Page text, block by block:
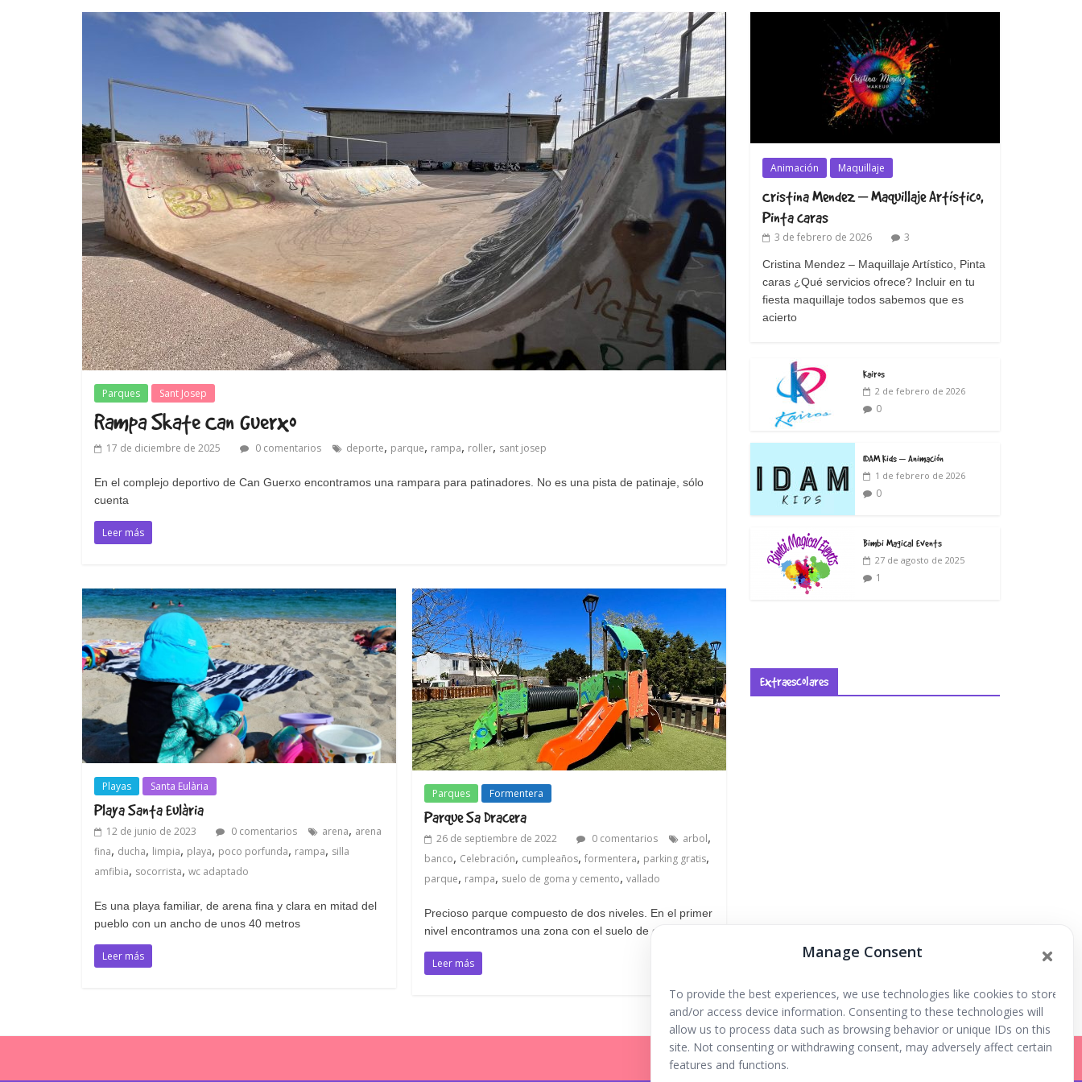
Manage Consent
To provide the best experiences, we use technologies like cookies to store
and/or access device information. Consenting to these technologies will
allow us to process data such as browsing behavior or unique IDs on this
site. Not consenting or withdrawing consent, may adversely affect certain
features and functions.
Parques Sant Josep
Rampa Skate Can Guerxo
17 de diciembre de 2025 0 comentarios deporte, parque, rampa, roller, sant josep
En el complejo deportivo de Can Guerxo encontramos una rampara para patinadores. No es una pista de patinaje, sólo
cuenta
Leer más
Playas Santa Eulària
Playa Santa Eulària
12 de junio de 2023 0 comentarios arena, arena
fina, ducha, limpia, playa, poco porfunda, rampa, silla
amfibia, socorrista, wc adaptado
Es una playa familiar, de arena fina y clara en mitad del
pueblo con un ancho de unos 40 metros
Leer más
Parques Formentera
Parque Sa Dracera
26 de septiembre de 2022 0 comentarios arbol,
banco, Celebración, cumpleaños,formentera, parking gratis,
parque, rampa, suelo de goma y cemento,vallado
Precioso parque compuesto de dos niveles. En el primer
nivel encontramos una zona con el suelo de goma y otro
Leer más
Animación Maquillaje
Cristina Mendez – Maquillaje Artístico,
Pinta caras
3 de febrero de 2026 3
Cristina Mendez – Maquillaje Artístico, Pinta
caras ¿Qué servicios ofrece? Incluir en tu
fiesta maquillaje todos sabemos que es
acierto
Kairos
2 de febrero de 2026
0
IDAM Kids – Animación
1 de febrero de 2026
0
Bimbi Magical Events
27 de agosto de 2025
1
Extraescolares